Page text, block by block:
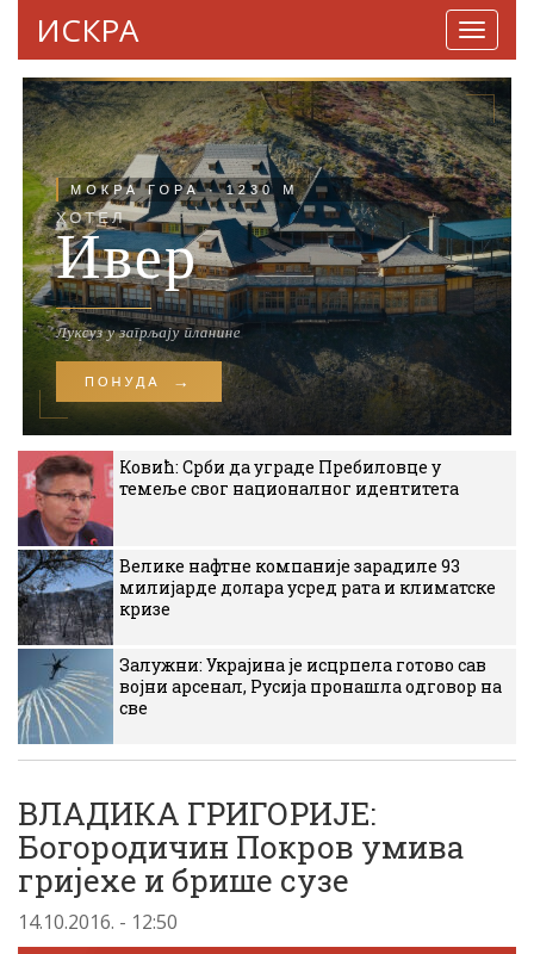
ИСКРА
Ковић: Срби да уграде Пребиловце у
темеље свог националног идентитета
Велике нафтне компаније зарадиле 93
милијарде долара усред рата и климатске
кризе
Залужни: Украјина је исцрпела готово сав
војни арсенал, Русија пронашла одговор на
све
ВЛАДИКА ГРИГОРИЈЕ:
Богородичин Покров умива
гријехе и брише сузе
14.10.2016. - 12:50